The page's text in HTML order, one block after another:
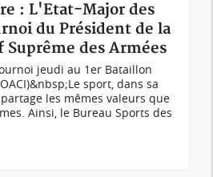
: L'Etat-Major des
du Président de la
Suprême des Armées
jeudi au 1er Bataillon
sport, dans sa
les mêmes valeurs que
Ainsi, le Bureau Sports des